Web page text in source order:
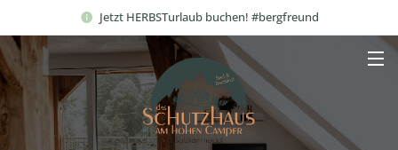
Jetzt HERBSTurlaub buchen! #bergfreund